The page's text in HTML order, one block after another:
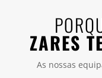
ZARES
As nossas